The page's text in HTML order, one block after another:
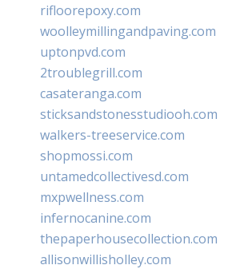
rifloorepoxy.com
woolleymillingandpaving.com
uptonpvd.com
2troublegrill.com
casateranga.com
sticksandstonesstudiooh.com
walkers-treeservice.com
shopmossi.com
untamedcollectivesd.com
mxpwellness.com
infernocanine.com
thepaperhousecollection.com
allisonwillisholley.com